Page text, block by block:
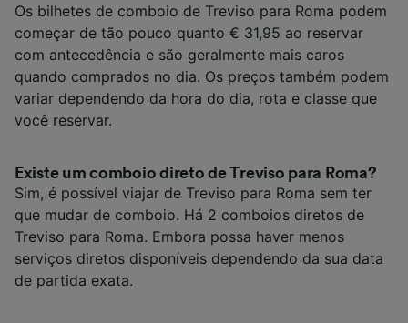
Os bilhetes de comboio de Treviso para Roma podem
começar de tão pouco quanto € 31,95 ao reservar
com antecedência e são geralmente mais caros
quando comprados no dia. Os preços também podem
variar dependendo da hora do dia, rota e classe que
você reservar.
Existe um comboio direto de Treviso para Roma?
Sim, é possível viajar de Treviso para Roma sem ter
que mudar de comboio. Há 2 comboios diretos de
Treviso para Roma. Embora possa haver menos
serviços diretos disponíveis dependendo da sua data
de partida exata.